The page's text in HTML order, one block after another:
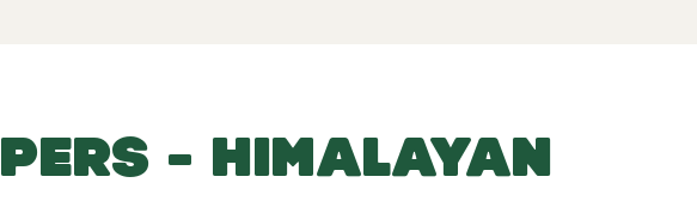
PERS - HIMALAYAN